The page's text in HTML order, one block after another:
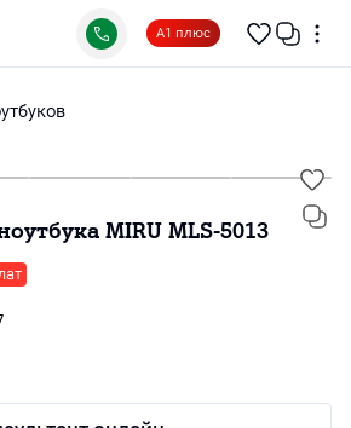
А1 плюс
MIRU MLS-5013